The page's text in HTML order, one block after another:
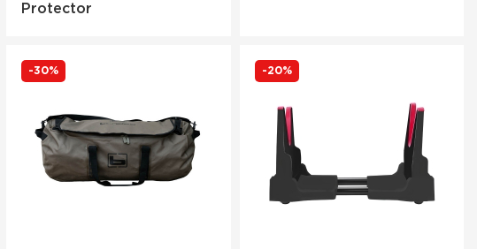
Protector
-30% -20%